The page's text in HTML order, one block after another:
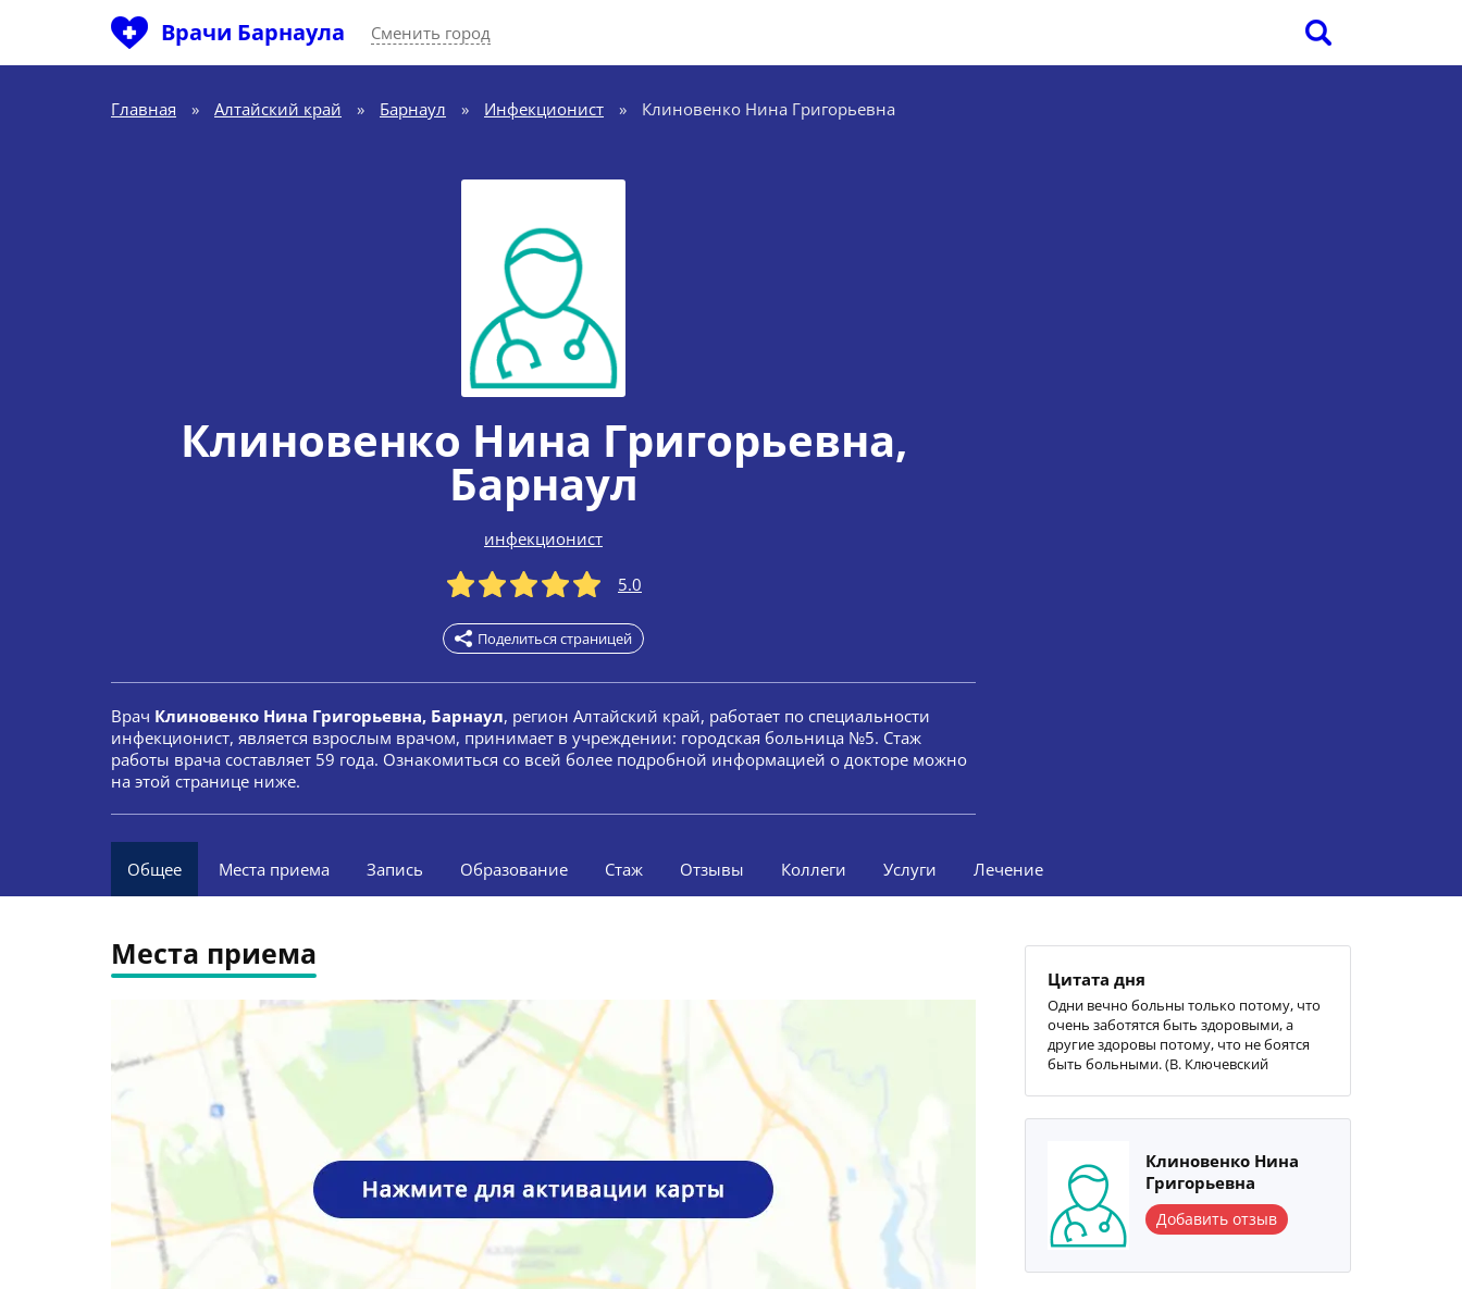
Врачи Барнаула Сменить город
Главная » Алтайский край » Барнаул » Инфекционист » Клиновенко Нина Григорьевна
Клиновенко Нина Григорьевна,
Барнаул
инфекционист
5.0
Поделиться страницей
Врач Клиновенко Нина Григорьевна, Барнаул, регион Алтайский край, работает по специальности
инфекционист, является взрослым врачом, принимает в учреждении: городская больница №5. Стаж
работы врача составляет 59 года. Ознакомиться со всей более подробной информацией о докторе можно
на этой странице ниже.
Общее Места приема Запись Образование Стаж Отзывы Коллеги Услуги Лечение
Места приема
Цитата дня
Одни вечно больны только потому, что
очень заботятся быть здоровыми, а
другие здоровы потому, что не боятся
быть больными. (В. Ключевский
Клиновенко Нина
Григорьевна
Добавить отзыв